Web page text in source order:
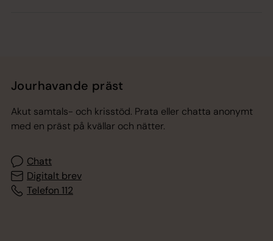
Jourhavande präst
Akut samtals- och krisstöd. Prata eller chatta anonymt
med en präst på kvällar och nätter.
Chatt
Digitalt brev
Telefon 112